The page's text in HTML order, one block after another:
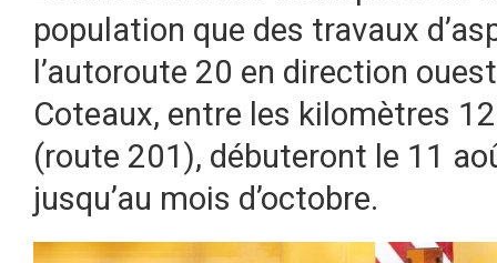
population que des travaux
l’autoroute 20 en direction
Coteaux, entre les kilomètres
(route 201), débuteront le 11
jusqu’au mois d’octobre.